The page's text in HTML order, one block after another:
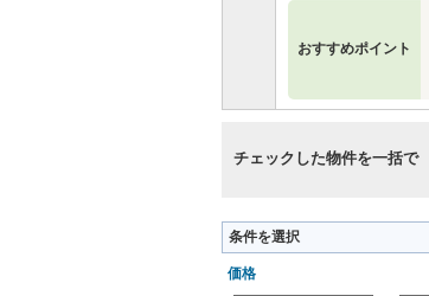
おすすめポイント
チェックした物件を一括で
条件を選択
価格